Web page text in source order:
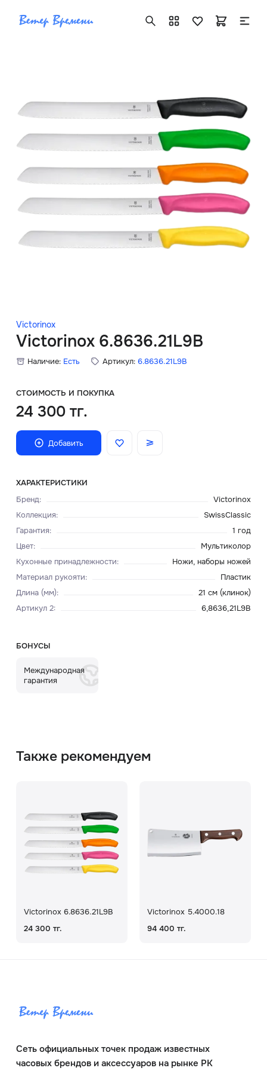
Victorinox
Victorinox 6.8636.21L9B
Наличие: Есть Артикул: 6.8636.21L9B
СТОИМОСТЬ И ПОКУПКА
24 300 тг.
Добавить
ХАРАКТЕРИСТИКИ
Бренд:
Victorinox
Коллекция:
SwissClassic
Гарантия:
1 год
Цвет:
Мультиколор
Кухонные принадлежности:
Ножи, наборы ножей
Материал рукояти:
Пластик
Длина (мм):
21 см (клинок)
Артикул 2: 6,8636,21L9B
БОНУСЫ
Международная
гарантия
Также рекомендуем
Victorinox 6.8636.21L9B
24 300 тг.
Victorinox 5.4000.18
94 400 тг.
Сеть официальных точек продаж известных
часовых брендов и аксессуаров на рынке РК
+7 ( 705 ) 181-42-50
info@vetervremeni.kz
Мужские часы
Главная
О нас